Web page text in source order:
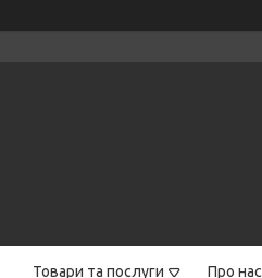
Товари та послуги Про нас